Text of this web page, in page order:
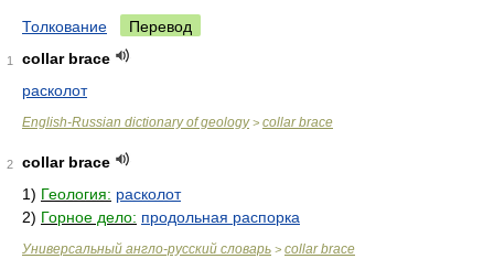
Толкование Перевод
1
collar brace
расколот
English-Russian dictionary of geology> collar brace
2
collar brace
1) Геология: расколот
2) Горное дело: продольная распорка
Универсальный англо-русский словарь > collar brace